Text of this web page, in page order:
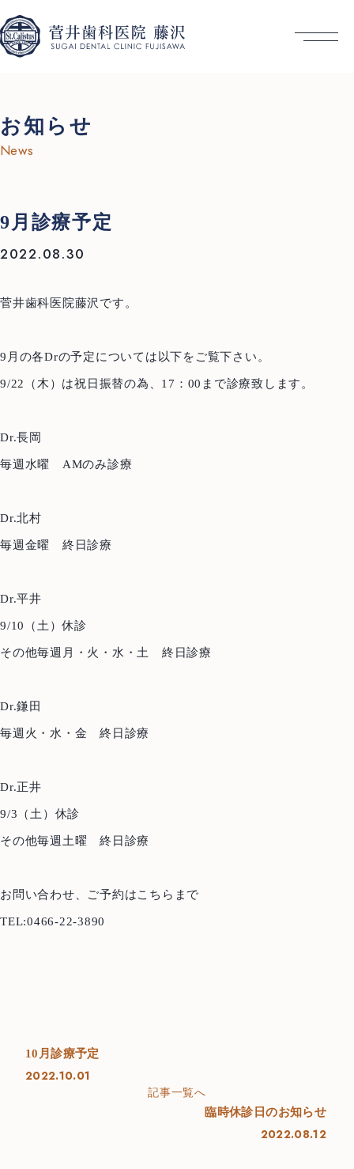
トップ
当院についてAbout us
医師紹介Staff
治療例 Case
歯周病治療
お知らせ
News
9月診療予定
2022.08.30
菅井歯科医院藤沢です。
9月の各Drの予定については以下をご覧下さい。
9/22（木）は祝日振替の為、17：00まで診療致します。
Dr.長岡
毎週水曜 AMのみ診療
Dr.北村
毎週金曜 終日診療
Dr.平井
9/10（土）休診
その他毎週月・火・水・土 終日診療
Dr.鎌田
毎週火・水・金 終日診療
Dr.正井
9/3（土）休診
その他毎週土曜 終日診療
お問い合わせ、ご予約はこちらまで
TEL:0466-22-3890
10月診療予定
2022.10.01
記事一覧へ
臨時休診日のお知らせ
2022.08.12